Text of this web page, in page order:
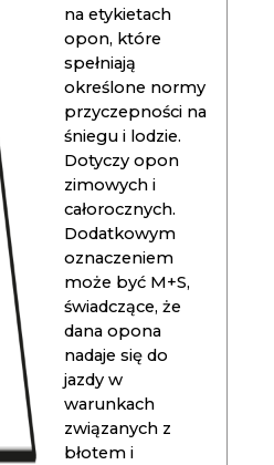
na etykietach
opon, które
spełniają
określone normy
przyczepności na
śniegu i lodzie.
Dotyczy opon
zimowych i
całorocznych.
Dodatkowym
oznaczeniem
może być M+S,
świadczące, że
dana opona
nadaje się do
jazdy w
warunkach
związanych z
błotem i